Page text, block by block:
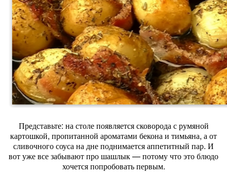
Представьте: на столе появляется сковорода с румяной
картошкой, пропитанной ароматами бекона и тимьяна, а от
сливочного соуса на дне поднимается аппетитный пар. И
вот уже все забывают про шашлык — потому что это блюдо
хочется попробовать первым.